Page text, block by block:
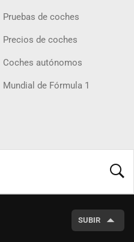
Pruebas de coches
Precios de coches
Coches autónomos
Mundial de Fórmula 1
SUBIR